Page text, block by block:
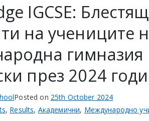
IGCSE:
на учениците
гимназия
през 2024
Posted on 25th October 2024
, Results, Академични, Международно